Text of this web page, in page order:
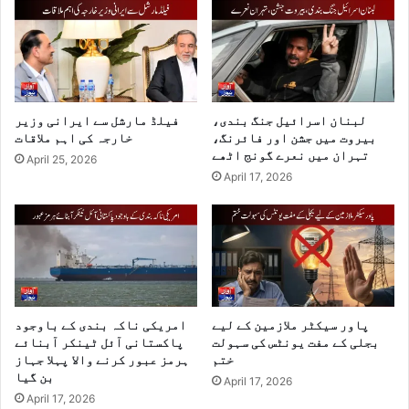
فیلڈ مارشل سے ایرانی وزیر
خارجہ کی اہم ملاقات
April 25, 2026
لبنان اسرائیل جنگ بندی،
بیروت میں جشن اور فائرنگ،
تہران میں نعرے گونج اٹھے
April 17, 2026
امریکی ناکہ بندی کے باوجود
پاکستانی آئل ٹینکر آبنائے
ہرمز عبور کرنے والا پہلا جہاز
بن گیا
April 17, 2026
پاور سیکٹر ملازمین کے لیے
بجلی کے مفت یونٹس کی سہولت
ختم
April 17, 2026